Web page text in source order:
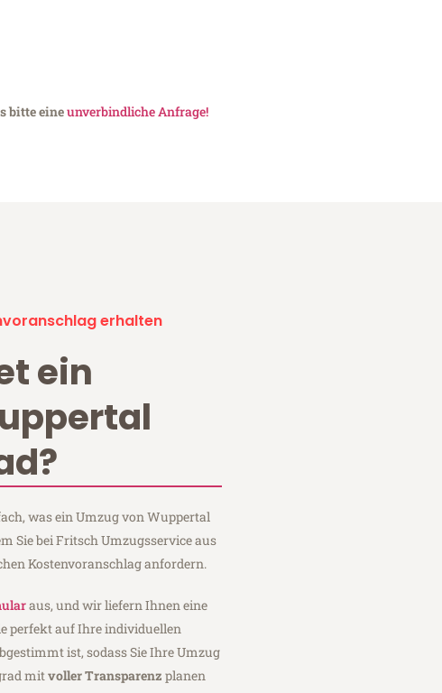
bitte eineunverbindliche Anfrage!
erhalten
ein
was ein Umzug von Wuppertal
Sie bei Fritsch Umzugsservice aus
Kostenvoranschlag anfordern.
aus, und wir liefern Ihnen eine
perfekt auf Ihre individuellen
ist, sodass Sie Ihre Umzug
mitvoller Transparenz planen